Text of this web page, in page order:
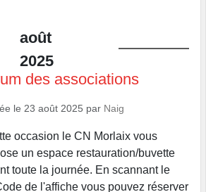
août
2025
des associations
le 23 août 2025 par Naig
occasion le CN Morlaix vous
un espace restauration/buvette
toute la journée. En scannant le
de l'affiche vous pouvez réserver